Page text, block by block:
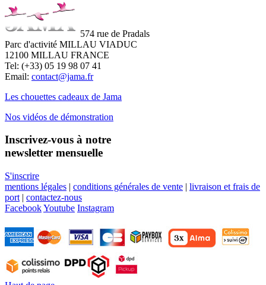
574 rue de Pradals
Parc d'activité MILLAU VIADUC
12100 MILLAU FRANCE
Tel: (+33) 05 19 98 07 41
Email: contact@jama.fr
Les chouettes cadeaux de Jama
Nos vidéos de démonstration
Inscrivez-vous à notre
newsletter mensuelle
S'inscrire
mentions légales | conditions générales de vente | livraison et frais de
port | contactez-nous
FacebookYoutube Instagram